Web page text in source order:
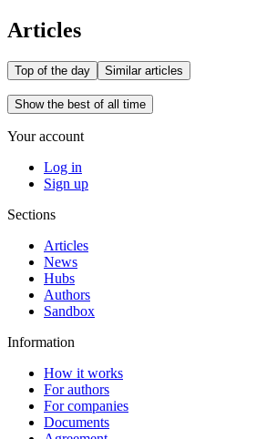
Articles
Top of the day Similar articles
Show the best of all time
Your account
Log in
Sign up
Sections
Articles
News
Hubs
Authors
Sandbox
Information
How it works
For authors
For companies
Documents